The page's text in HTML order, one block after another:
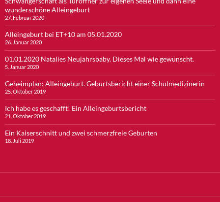
wunderschöne Alleingeburt
27. Februar 2020
Alleingeburt bei ET+10 am 05.01.2020
26. Januar 2020
01.01.2020 Natalies Neujahrsbaby. Dieses Mal wie gewünscht.
5. Januar 2020
Geheimplan: Alleingeburt. Geburtsbericht einer Schulmedizinerin
25. Oktober 2019
Ich habe es geschafft! Ein Alleingeburtsbericht
21. Oktober 2019
Ein Kaiserschnitt und zwei schmerzfreie Geburten
18. Juli 2019